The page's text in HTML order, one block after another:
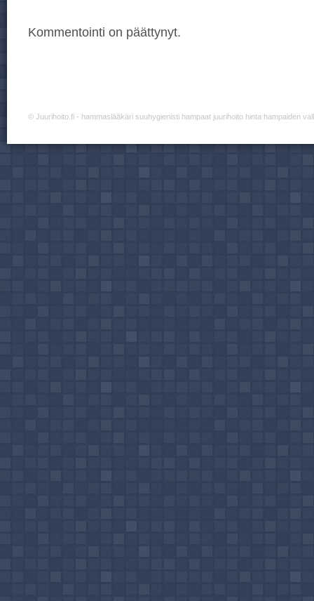
Kommentointi on päättynyt.
© Juurihoito.fi - hammaslääkäri suuhygienisti hampaat juurihoito hinta hampaiden